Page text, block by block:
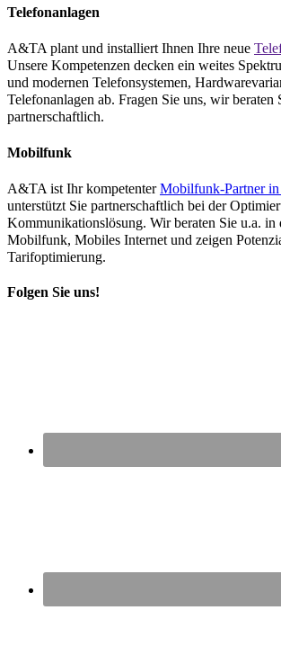
Telefonanlagen
A&TA plant und installiert Ihnen Ihre neue
Unsere Kompetenzen decken ein weites
und modernen Telefonsystemen,
Telefonanlagen ab. Fragen Sie uns, wir beraten
partnerschaftlich.
Mobilfunk
A&TA ist Ihr kompetenterMobilfunk-Partner
unterstützt Sie partnerschaftlich bei der
Kommunikationslösung. Wir beraten Sie u.a. in
Mobilfunk, Mobiles Internet und zeigen
Tarifoptimierung.
Folgen Sie uns!